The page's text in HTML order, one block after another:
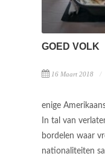
GOED VOLK
16 Maart 2018
enige
In tal van
bordelen waar
nationaliteiten